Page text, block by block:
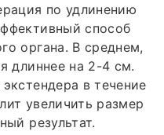
по удлинению
способ
органа. В среднем,
длиннее на 2-4 см.
в течение
увеличить размер
результат.